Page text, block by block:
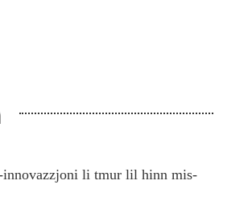
innovazzjoni li tmur lil hinn mis-